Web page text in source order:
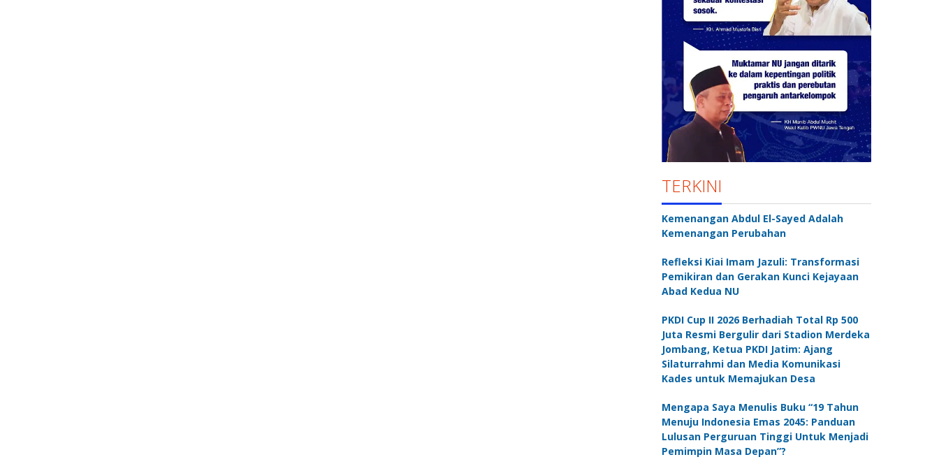
TERKINI
Kemenangan Abdul El-Sayed Adalah
Kemenangan Perubahan
Refleksi Kiai Imam Jazuli: Transformasi
Pemikiran dan Gerakan Kunci Kejayaan
Abad Kedua NU
PKDI Cup II 2026 Berhadiah Total Rp 500
Juta Resmi Bergulir dari Stadion Merdeka
Jombang, Ketua PKDI Jatim: Ajang
Silaturrahmi dan Media Komunikasi
Kades untuk Memajukan Desa
Mengapa Saya Menulis Buku “19 Tahun
Menuju Indonesia Emas 2045: Panduan
Lulusan Perguruan Tinggi Untuk Menjadi
Pemimpin Masa Depan”?